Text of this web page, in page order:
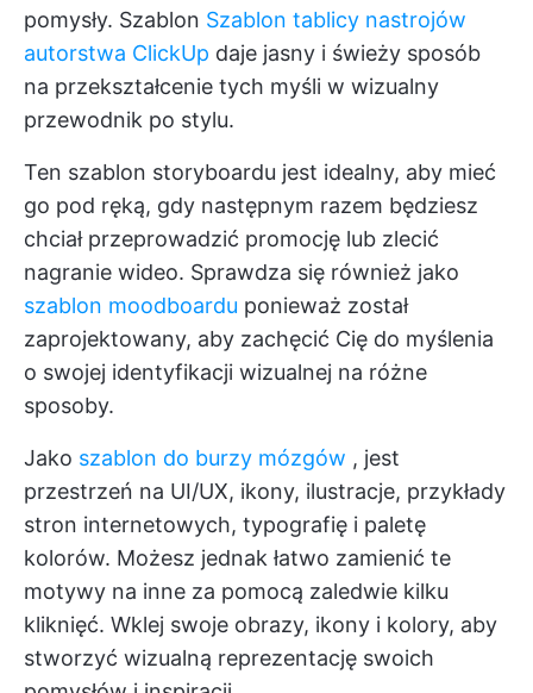
pomysły. Szablon Szablon tablicy nastrojów
autorstwa ClickUp daje jasny i świeży sposób
na przekształcenie tych myśli w wizualny
przewodnik po stylu.
Ten szablon storyboardu jest idealny, aby mieć
go pod ręką, gdy następnym razem będziesz
chciał przeprowadzić promocję lub zlecić
nagranie wideo. Sprawdza się również jako
szablon moodboardu ponieważ został
zaprojektowany, aby zachęcić Cię do myślenia
o swojej identyfikacji wizualnej na różne
sposoby.
Jako szablon do burzy mózgów , jest
przestrzeń na UI/UX, ikony, ilustracje, przykłady
stron internetowych, typografię i paletę
kolorów. Możesz jednak łatwo zamienić te
motywy na inne za pomocą zaledwie kilku
kliknięć. Wklej swoje obrazy, ikony i kolory, aby
stworzyć wizualną reprezentację swoich